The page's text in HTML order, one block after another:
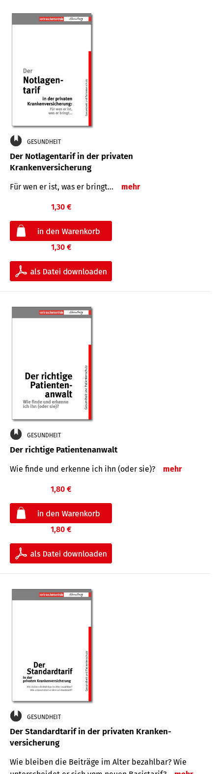
GESUNDHEIT
Der Notlagentarif in der privaten
Krankenversicherung
Für wen er ist, was er bringt… mehr
1,30 €
1,30 €
GESUNDHEIT
Der richtige Patientenanwalt
Wie finde und erkenne ich ihn (oder sie)? mehr
1,80 €
1,80 €
GESUNDHEIT
Der Standard­tarif in der privaten Kranken­
versicherung
Wie bleiben die Beiträge im Alter bezahlbar? Wie